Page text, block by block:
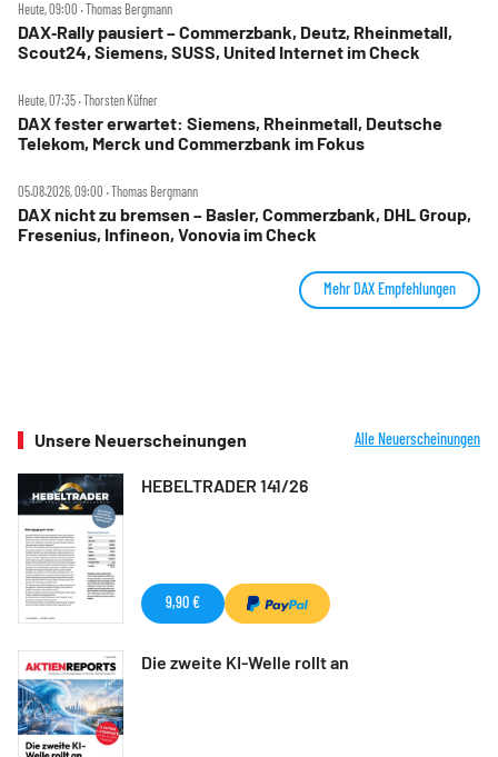
Heute, 09:00 ‧ Thomas Bergmann
DAX‑Rally pausiert – Commerzbank, Deutz, Rheinmetall,
Scout24, Siemens, SUSS, United Internet im Check
Heute, 07:35 ‧ Thorsten Küfner
DAX fester erwartet: Siemens, Rheinmetall, Deutsche
Telekom, Merck und Commerzbank im Fokus
05.08.2026, 09:00 ‧ Thomas Bergmann
DAX nicht zu bremsen – Basler, Commerzbank, DHL Group,
Fresenius, Infineon, Vonovia im Check
Mehr DAX Empfehlungen
Unsere Neuerscheinungen Alle Neuerscheinungen
HEBELTRADER 141/26
9,90 €
Die zweite KI-Welle rollt an